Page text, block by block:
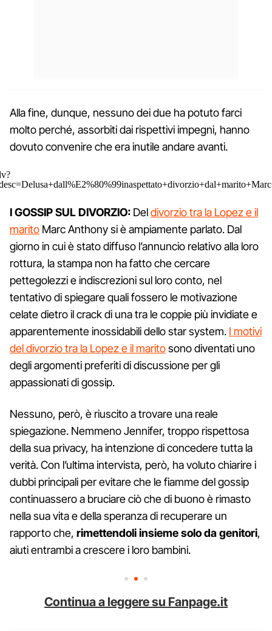
Alla fine, dunque, nessuno dei due ha potuto farci
molto perché, assorbiti dai rispettivi impegni, hanno
dovuto convenire che era inutile andare avanti.
I GOSSIP SUL DIVORZIO: Deldivorzio tra la Lopez e il
marito Marc Anthony si è ampiamente parlato. Dal
giorno in cui è stato diffuso l’annuncio relativo alla loro
rottura, la stampa non ha fatto che cercare
pettegolezzi e indiscrezioni sul loro conto, nel
tentativo di spiegare quali fossero le motivazione
celate dietro il crack di una tra le coppie più invidiate e
apparentemente inossidabili dello star system. I motivi
del divorzio tra la Lopez e il maritosono diventati uno
degli argomenti preferiti di discussione per gli
appassionati di gossip.
Nessuno, però, è riuscito a trovare una reale
spiegazione. Nemmeno Jennifer, troppo rispettosa
della sua privacy, ha intenzione di concedere tutta la
verità. Con l’ultima intervista, però, ha voluto chiarire i
dubbi principali per evitare che le fiamme del gossip
continuassero a bruciare ciò che di buono è rimasto
nella sua vita e della speranza di recuperare un
rapporto che, rimettendoli insieme solo da genitori,
aiuti entrambi a crescere i loro bambini.
Continua a leggere su Fanpage.it